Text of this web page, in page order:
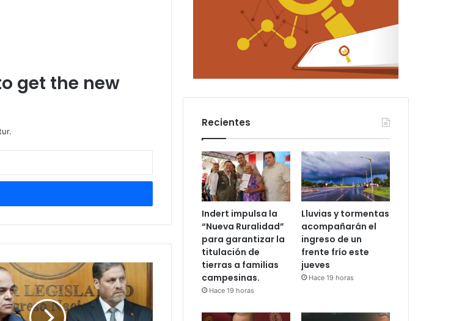
get the new
Recientes
Indert impulsa la
“Nueva Ruralidad”
para garantizar la
titulación de
tierras a familias
campesinas.
Hace 19 horas
Lluvias y tormentas
acompañarán el
ingreso de un
frente frío este
jueves
Hace 19 horas